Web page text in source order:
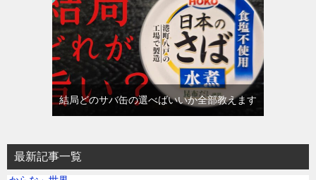
結局どのサバ缶の選べばいいか全部教えます
最新記事一覧